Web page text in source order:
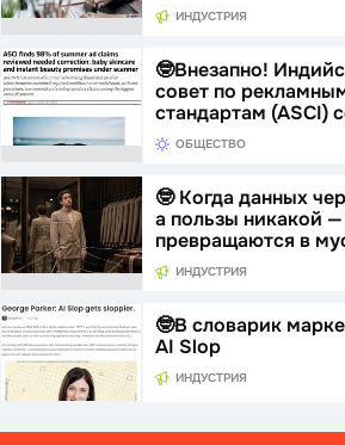
ИНДУСТРИЯ
🤓Внезапно!
совет по
стандартам (ASCI)
ОБЩЕСТВО
🤓 Когда данных
а пользы никакой
превращаются в
ИНДУСТРИЯ
🤓В словарик
AI Slop
ИНДУСТРИЯ